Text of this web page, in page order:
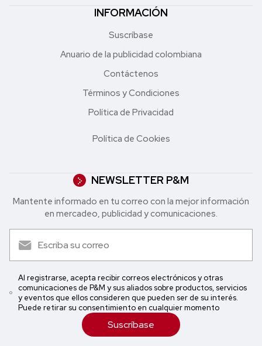
INFORMACIÓN
Suscríbase
Anuario de la publicidad colombiana
Contáctenos
Términos y Condiciones
Política de Privacidad
Política de Cookies
NEWSLETTER P&M
Mantente informado en tu correo con la mejor in formación
en mercadeo, publicidad y comunicaciones.
Al registrarse, acepta recibir correos electrónicos y otras
comunicaciones de P&M y sus aliados sobre productos, servicios
y eventos que ellos consideren que pueden ser de su interés.
Puede retirar su consentimiento en cualquier momento
Suscríbase